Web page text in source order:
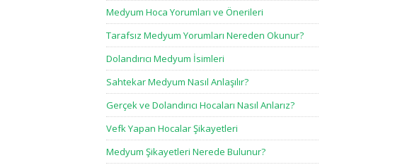
Medyum Hoca Yorumları ve Önerileri
Tarafsız Medyum Yorumları Nereden Okunur?
Dolandırıcı Medyum İsimleri
Sahtekar Medyum Nasıl Anlaşılır?
Gerçek ve Dolandırıcı Hocaları Nasıl Anlarız?
Vefk Yapan Hocalar Şikayetleri
Medyum Şikayetleri Nerede Bulunur?